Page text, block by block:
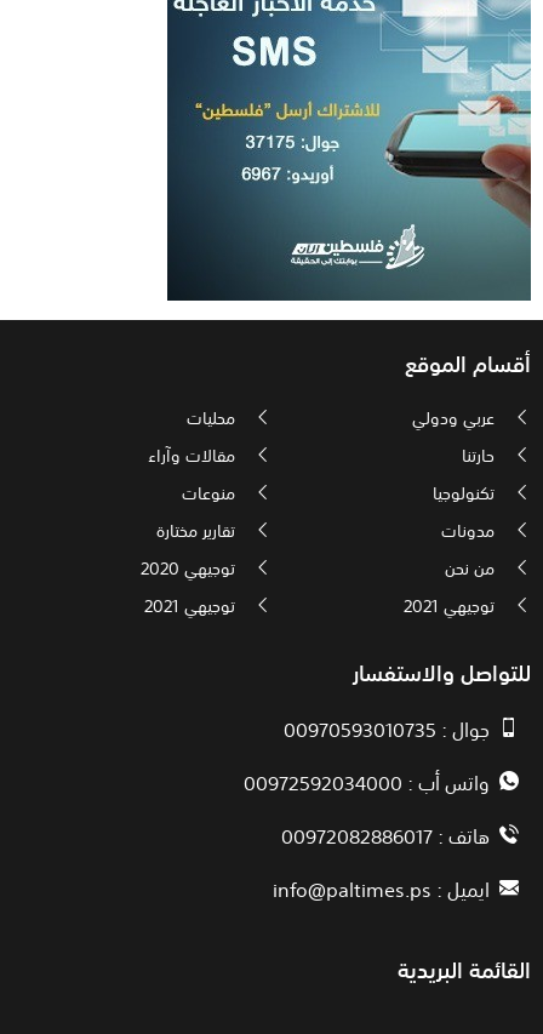
أقسام الموقع
عربي ودولي
محليات
حارتنا
مقالات وآراء
تكنولوجيا
منوعات
مدونات
تقارير مختارة
من نحن
توجيهي 2020
توجيهي 2021
توجيهي 2021
للتواصل والاستفسار
جوال : 00970593010735
واتس أب : 00972592034000
هاتف : 00972082886017
ايميل :info@paltimes.ps
القائمة البريدية